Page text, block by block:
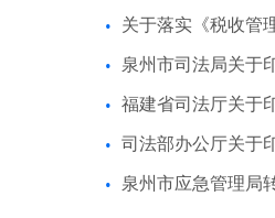
关于落实《税收管
泉州市司法局关于
福建省司法厅关于
司法部办公厅关于
泉州市应急管理局